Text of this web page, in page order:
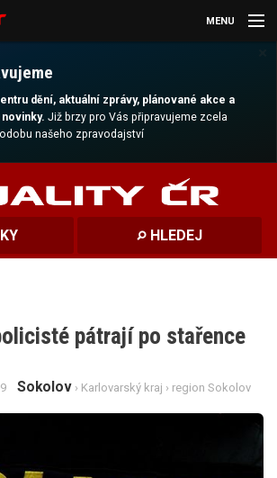
dění, aktuální zprávy, plánované akce a
novinky.Již brzy pro Vás připravujeme zcela
našeho zpravodajství
MENU
HLEDEJ
pátrají po stařence
Sokolov › Karlovarský kraj › region Sokolov